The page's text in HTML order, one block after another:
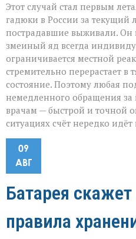
Этот случай стал первым
гадюки в России за текущий
пострадавшие выживали. Он
змеиный яд всегда
ограничивается местной
стремительно перерастает в
состояние. Поэтому любая
немедленного обращения
врачам — быстрой и точной
ситуациях счёт нередко
09
АВГ
Батарея
правила